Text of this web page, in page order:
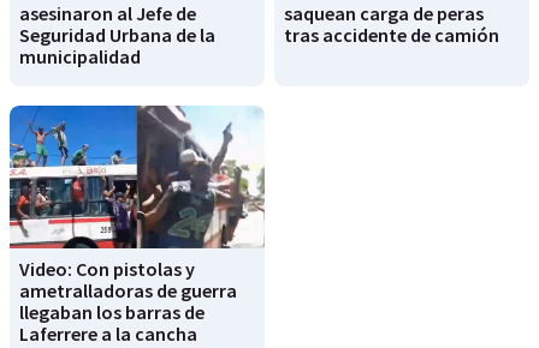
asesinaron al Jefe de
Seguridad Urbana de la
municipalidad
saquean carga de peras
tras accidente de camión
Video: Con pistolas y
ametralladoras de guerra
llegaban los barras de
Laferrere a la cancha